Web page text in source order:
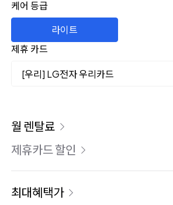
케어 등급
라이트
제휴 카드
[우리] LG전자 우리카드
이용 요금
월 렌탈료
제휴카드 할인
최대혜택가